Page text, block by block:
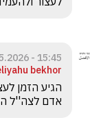
15:45 - 17.05.2026
bekhor
אדם לצה''ל